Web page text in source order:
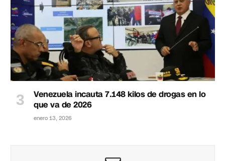
Venezuela incauta 7.148 kilos de drogas en lo
que va de 2026
enero 13, 2026